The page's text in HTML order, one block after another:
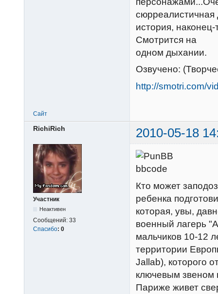
сюрреалистичная
история,
Смотрится на
одном дыхании.
Озвучено:
http://smotri.com/
Сайт
RichiRich 2010-05-18
Участник
Неактивен
Сообщений: 33
Спасибо: 0
Кто может
ребенка
которая, увы,
военный лагерь
мальчиков 10-12
территории
Jallab), которого
ключевым звеном
Париже живет